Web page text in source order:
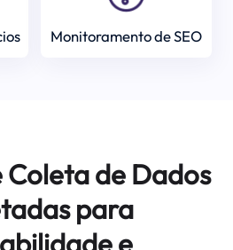
Monitoramento de SEO
Coleta de Dados
para